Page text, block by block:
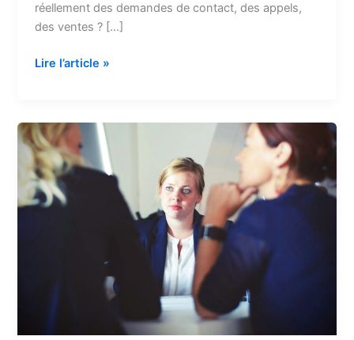
réellement des demandes de contact, des appels,
des ventes ? […]
Votre
génère-
t-
il
vraiment
des
Lire l’article »